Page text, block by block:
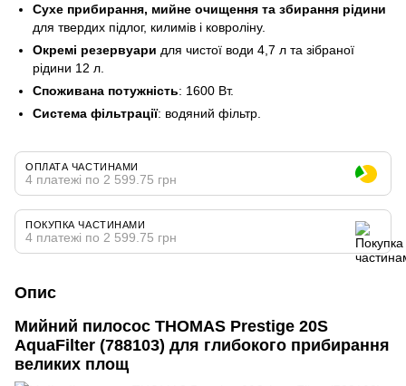
Сухе прибирання, мийне очищення та збирання рідини
для твердих підлог, килимів і ковроліну.
Окремі резервуари для чистої води 4,7 л та зібраної
рідини 12 л.
Споживана потужність: 1600 Вт.
Система фільтрації: водяний фільтр.
ОПЛАТА ЧАСТИНАМИ
4 платежі по 2 599.75 грн
ПОКУПКА ЧАСТИНАМИ
4 платежі по 2 599.75 грн
Опис
Мийний пилосос THOMAS Prestige 20S
AquaFilter (788103) для глибокого прибирання
великих площ